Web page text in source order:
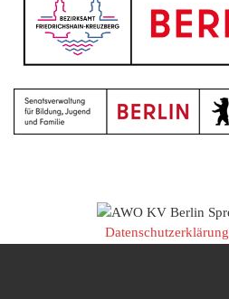
Datenschutzerklärung